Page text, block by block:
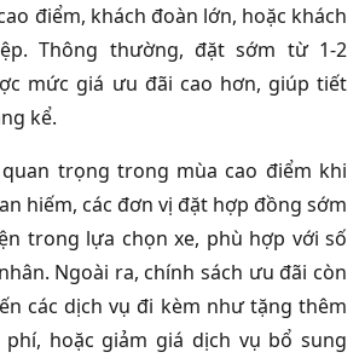
điểm, khách đoàn lớn, hoặc khách
Thông thường, đặt sớm từ 1-2
mức giá ưu đãi cao hơn, giúp tiết
kể.
trọng trong mùa cao điểm khi
hiếm, các đơn vị đặt hợp đồng sớm
trong lựa chọn xe, phù hợp với số
Ngoài ra, chính sách ưu đãi còn
các dịch vụ đi kèm như tặng thêm
hoặc giảm giá dịch vụ bổ sung